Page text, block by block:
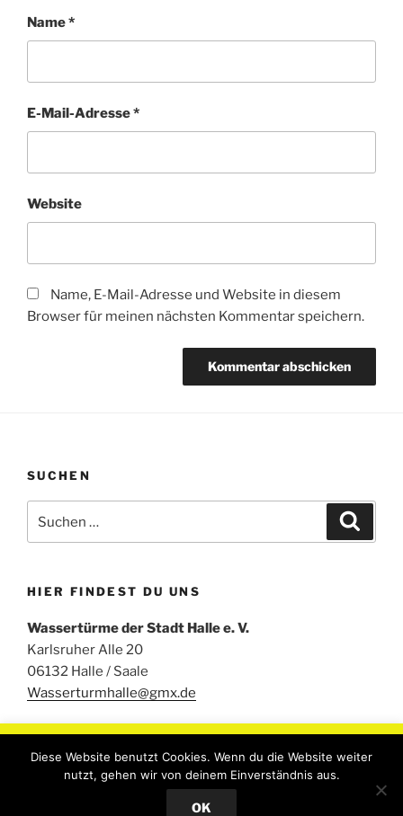
Name*
E-Mail-Adresse*
Website
Name, E-Mail-Adresse und Website in diesem
Browser für meinen nächsten Kommentar speichern.
SUCHEN
nach:
HIER FINDEST DU UNS
Wassertürme der Stadt Halle e. V.
Karlsruher Alle 20
06132 Halle / Saale
Wasserturmhalle@gmx.de
Stolz präsentiert von WordPress
fortlaufend verbessern zu können, verwenden wir Cookies.
Durch die weitere Nutzung der Webseite stimmen Sie der
Diese Website benutzt Cookies. Wenn du die Website weiter
nutzt, gehen wir von deinem Einverständnis aus.
OK